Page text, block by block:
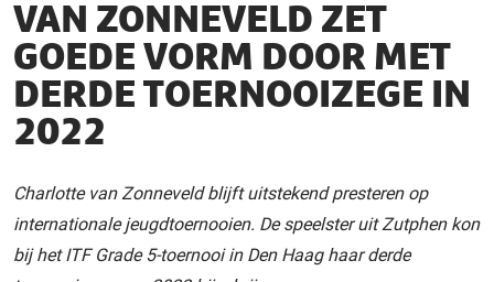
VAN ZONNEVELD ZET
GOEDE VORM DOOR MET
DERDE TOERNOOIZEGE IN
2022
Charlotte van Zonneveld blijft uitstekend presteren op
internationale jeugdtoernooien. De speelster uit Zutphen kon
bij het ITF Grade 5-toernooi in Den Haag haar derde